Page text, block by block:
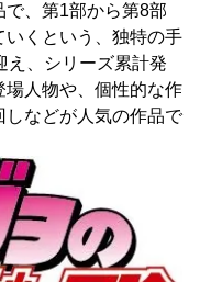
で、第1部から第8部
いくという、独特の手
え、シリーズ累計発
人物や、個性的な作
などが人気の作品で